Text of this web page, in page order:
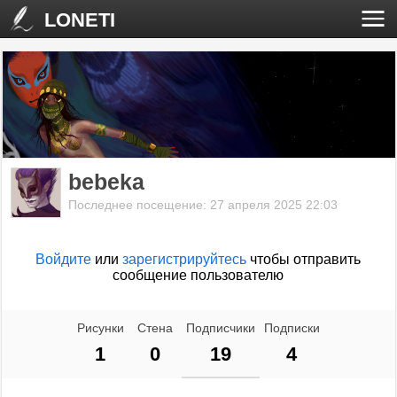
LONETI
bebeka
Последнее посещение: 27 апреля 2025 22:03
Войдите илизарегистрируйтесь чтобы отправить
сообщение пользователю
Рисунки
1
Стена
0
Подписчики
19
Подписки
4